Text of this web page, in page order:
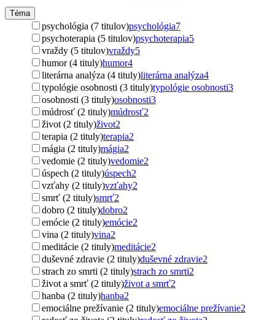
Téma
psychológia (7 titulov)psychológia7
psychoterapia (5 titulov)psychoterapia5
vraždy (5 titulov)vraždy5
humor (4 tituly)humor4
literárna analýza (4 tituly)literárna analýza4
typológie osobnosti (3 tituly)typológie osobnosti3
osobnosti (3 tituly)osobnosti3
múdrosť (2 tituly)múdrosť2
život (2 tituly)život2
terapia (2 tituly)terapia2
mágia (2 tituly)mágia2
vedomie (2 tituly)vedomie2
úspech (2 tituly)úspech2
vzťahy (2 tituly)vzťahy2
smrť (2 tituly)smrť2
dobro (2 tituly)dobro2
emócie (2 tituly)emócie2
vina (2 tituly)vina2
meditácie (2 tituly)meditácie2
duševné zdravie (2 tituly)duševné zdravie2
strach zo smrti (2 tituly)strach zo smrti2
život a smrť (2 tituly)život a smrť2
hanba (2 tituly)hanba2
emociálne prežívanie (2 tituly)emociálne prežívanie2